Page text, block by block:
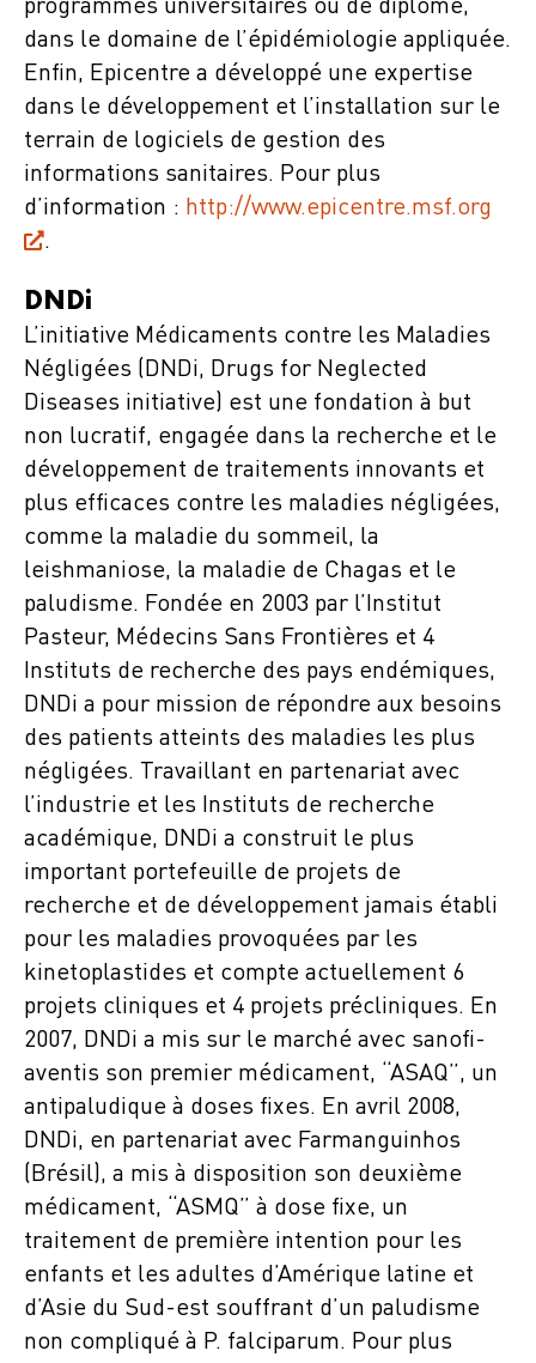
programmes universitaires ou de diplôme,
dans le domaine de l’épidémiologie appliquée.
Enfin, Epicentre a développé une expertise
dans le développement et l’installation sur le
terrain de logiciels de gestion des
informations sanitaires. Pour plus
d’information : http://www.epicentre.msf.org
.
DNDi
L’initiative Médicaments contre les Maladies
Négligées (DNDi, Drugs for Neglected
Diseases initiative) est une fondation à but
non lucratif, engagée dans la recherche et le
développement de traitements innovants et
plus efficaces contre les maladies négligées,
comme la maladie du sommeil, la
leishmaniose, la maladie de Chagas et le
paludisme. Fondée en 2003 par l’Institut
Pasteur, Médecins Sans Frontières et 4
Instituts de recherche des pays endémiques,
DNDi a pour mission de répondre aux besoins
des patients atteints des maladies les plus
négligées. Travaillant en partenariat avec
l’industrie et les Instituts de recherche
académique, DNDi a construit le plus
important portefeuille de projets de
recherche et de développement jamais établi
pour les maladies provoquées par les
kinetoplastides et compte actuellement 6
projets cliniques et 4 projets précliniques. En
2007, DNDi a mis sur le marché avec sanofi-
aventis son premier médicament, “ASAQ”, un
antipaludique à doses fixes. En avril 2008,
DNDi, en partenariat avec Farmanguinhos
(Brésil), a mis à disposition son deuxième
médicament, “ASMQ” à dose fixe, un
traitement de première intention pour les
enfants et les adultes d’Amérique latine et
d’Asie du Sud-est souffrant d’un paludisme
non compliqué à P. falciparum. Pour plus